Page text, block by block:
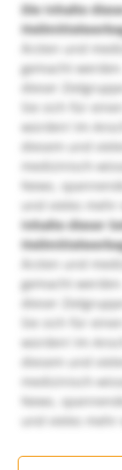
Die Inhalte
Ärzten und
gemacht
dieser
Sie sich für
würden! Im
diesem und
medizinisch-
News,
und vieles
Inhalte dieser
Ärzten und
gemacht
dieser
Sie sich für
würden! Im
diesem und
medizinisch-
News,
und vieles